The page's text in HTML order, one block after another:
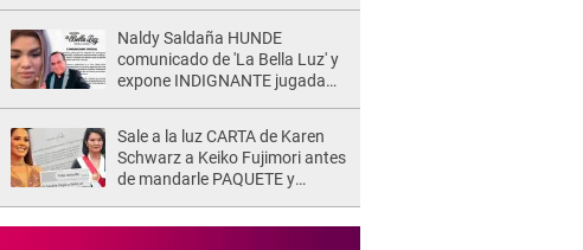
Naldy Saldaña HUNDE
comunicado de 'La Bella Luz' y
expone INDIGNANTE jugada
Sale a la luz CARTA de Karen
Schwarz a Keiko Fujimori antes
de mandarle PAQUETE y